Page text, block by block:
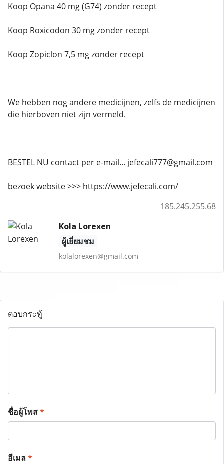
Koop Opana 40 mg (G74) zonder recept
Koop Roxicodon 30 mg zonder recept
Koop Zopiclon 7,5 mg zonder recept
We hebben nog andere medicijnen, zelfs de medicijnen
die hierboven niet zijn vermeld.
BESTEL NU contact per e-mail... jefecali777@gmail.com
bezoek website >>> https://www.jefecali.com/
185.245.255.68
Kola Lorexen
ผู้เยี่ยมชม
kolalorexen@gmail.com
ตอบกระทู้
ชื่อผู้โพส*
อีเมล*